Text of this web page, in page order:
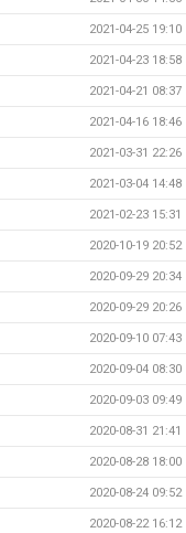
2021-04-25 19:10
2021-04-23 18:58
2021-04-21 08:37
2021-04-16 18:46
2021-03-31 22:26
2021-03-04 14:48
2021-02-23 15:31
2020-10-19 20:52
2020-09-29 20:34
2020-09-29 20:26
2020-09-10 07:43
2020-09-04 08:30
2020-09-03 09:49
2020-08-31 21:41
2020-08-28 18:00
2020-08-24 09:52
2020-08-22 16:12